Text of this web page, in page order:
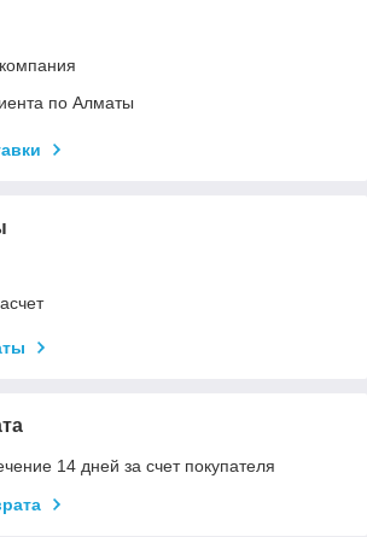
по Алматы
14 дней за счет покупателя